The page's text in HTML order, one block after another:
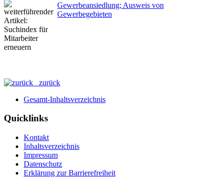
Gewerbeansiedlung; Ausweis von
Gewerbegebieten
zurück
Gesamt-Inhaltsverzeichnis
Quicklinks
Kontakt
Inhaltsverzeichnis
Impressum
Datenschutz
Erklärung zur Barrierefreiheit